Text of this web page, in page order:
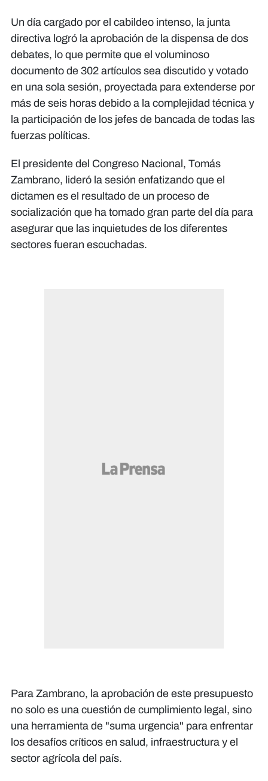
Un día cargado por el cabildeo intenso, la junta
directiva logró la aprobación de la dispensa de dos
debates, lo que permite que el voluminoso
documento de 302 artículos sea discutido y votado
en una sola sesión, proyectada para extenderse por
más de seis horas debido a la complejidad técnica y
la participación de los jefes de bancada de todas las
fuerzas políticas.
​El presidente del Congreso Nacional, Tomás
Zambrano, lideró la sesión enfatizando que el
dictamen es el resultado de un proceso de
socialización que ha tomado gran parte del día para
asegurar que las inquietudes de los diferentes
sectores fueran escuchadas.
Para Zambrano, la aprobación de este presupuesto
no solo es una cuestión de cumplimiento legal, sino
una herramienta de "suma urgencia" para enfrentar
los desafíos críticos en salud, infraestructura y el
sector agrícola del país.